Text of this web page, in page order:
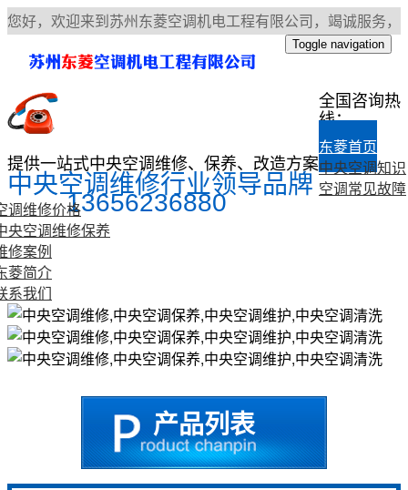
您好，欢迎来到苏州东菱空调机电工程有限公司，竭诚服务，
网站地图
Toggle navigation
提供一站式中央空调维修、保养、改造方案
中央空调维修行业领导品牌
全国咨询热
线：
13656236880
东菱首页
中央空调知识
空调常见故障
调维修价格
央空调维修保养
修案例
菱简介
系我们
产品列表